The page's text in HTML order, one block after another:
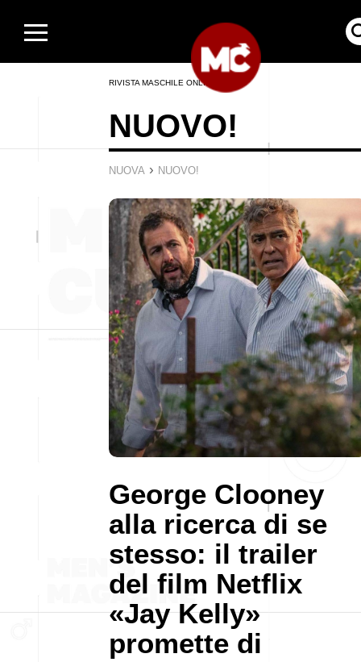
RIVISTA MASCHILE ONLINE
NUOVO!
NUOVA › NUOVO!
George Clooney
alla ricerca di se
stesso: il trailer
del film Netflix
«Jay Kelly»
promette di